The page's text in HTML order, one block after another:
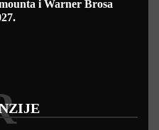
i Warner Brosa